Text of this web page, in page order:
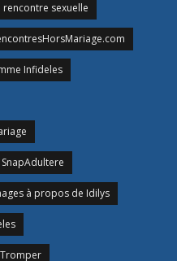
rencontre sexuelle
Infideles
SnapAdultere
à propos de Idilys